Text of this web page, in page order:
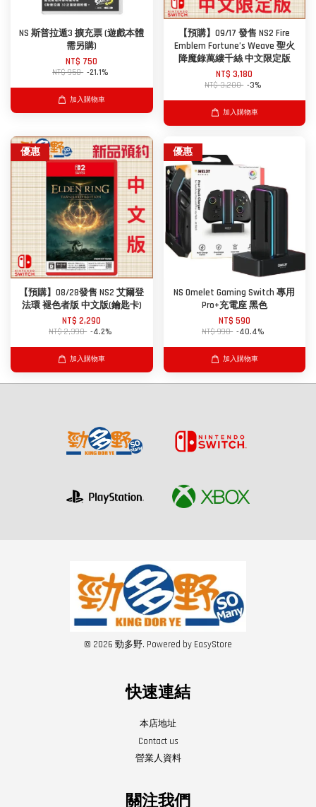
NS 斯普拉遁3 擴充票 (遊戲本體
需另購)
NT$ 750
NT$ 950 -21.1%
加入購物車
【預購】09/17 發售 NS2 Fire
Emblem Fortune’s Weave 聖火
降魔錄萬縷千絲 中文限定版
NT$ 3,180
NT$ 3,280 -3%
加入購物車
優惠
【預購】08/28發售 NS2 艾爾登
法環 褪色者版 中文版(鑰匙卡)
NT$ 2,290
NT$ 2,390 -4.2%
加入購物車
優惠
NS Omelet Gaming Switch 專用
Pro+充電座 黑色
NT$ 590
NT$ 990 -40.4%
加入購物車
© 2026 勁多野. Powered by EasyStore
快速連結
本店地址
Contact us
營業人資料
關注我們